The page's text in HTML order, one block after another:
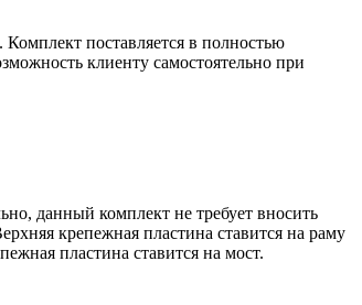
поставляется в полностью
клиенту самостоятельно при
данный комплект не требует вносить
крепежная пластина ставится на раму
пластина ставится на мост.